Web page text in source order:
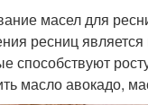
масел для
ресниц
способствуют
масло авокадо,